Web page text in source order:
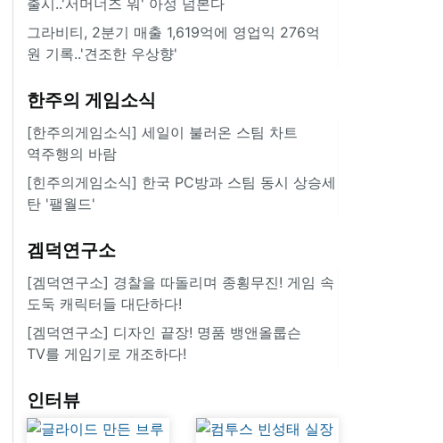
그라비티, 2분기 매출 1,619억에 영업익 276억
원 기록..'견조한 우상향'
한주의 게임소식
[한주의게임소식] 세일이 불러온 스팀 차트
역주행의 바람
[힌주의게임소식] 한국 PC방과 스팀 동시 상승세
탄 '팰월드'
겜덕연구소
[겜덕연구소] 경찰을 따돌리며 종횡무진! 게임 속
도둑 캐릭터들 대단하다!
[겜덕연구소] 디자인 끝장! 명품 뱅앤올룹슨
TV를 게임기로 개조하다!
인터뷰